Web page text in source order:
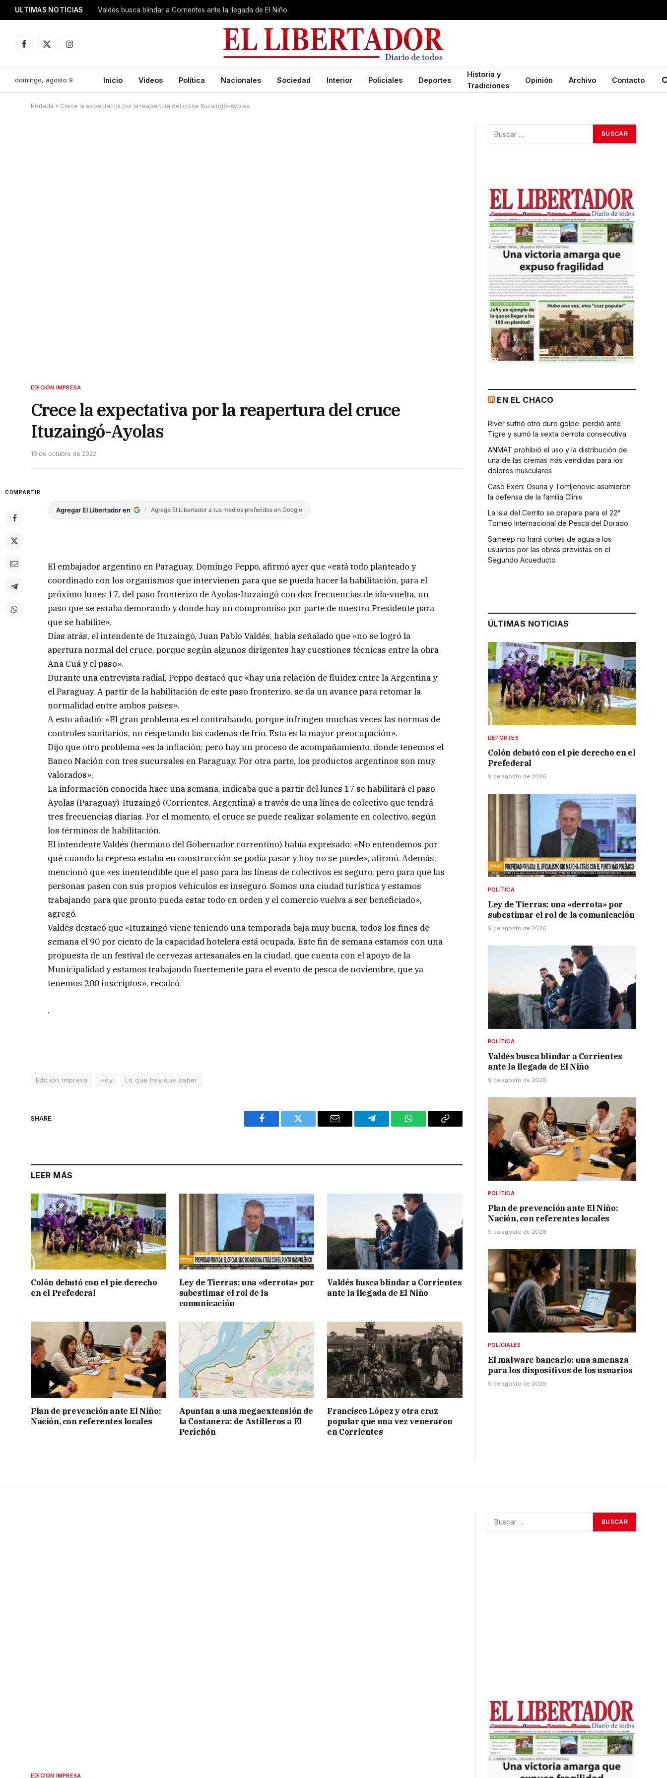
ULTIMAS NOTICIAS Valdés busca blindar a Corrientes ante la llegada de El Niño
Facebook
X
Instagram
domingo, agosto 9 Inicio Videos Política Nacionales Sociedad Interior Policiales Deportes
Historia y
Tradiciones
Opinión Archivo Contacto
Portada » Crece la expectativa por la reapertura del cruce Ituzaingó-Ayolas
EDICIÓN IMPRESA
Crece la expectativa por la reapertura del cruce
Ituzaingó-Ayolas
13 de octubre de 2022
COMPARTIR
Agregar El Libertador en Agrega El Libertador a tus medios preferidos en Google
El embajador argentino en Paraguay, Domingo Peppo, afirmó ayer que «está todo planteado y
coordinado con los organismos que intervienen para que se pueda hacer la habilitación, para el
próximo lunes 17, del paso fronterizo de Ayolas-Ituzaingó con dos frecuencias de ida-vuelta, un
paso que se estaba demorando y donde hay un compromiso por parte de nuestro Presidente para
que se habilite».
Días atrás, el intendente de Ituzaingó, Juan Pablo Valdés, había señalado que «no se logró la
apertura normal del cruce, porque según algunos dirigentes hay cuestiones técnicas entre la obra
Aña Cuá y el paso».
Durante una entrevista radial, Peppo destacó que «hay una relación de fluidez entre la Argentina y
el Paraguay. A partir de la habilitación de este paso fronterizo, se da un avance para retomar la
normalidad entre ambos países».
A esto añadió: «El gran problema es el contrabando, porque infringen muchas veces las normas de
controles sanitarios, no respetando las cadenas de frío. Esta es la mayor preocupación».
Dijo que otro problema «es la inflación; pero hay un proceso de acompañamiento, donde tenemos el
Banco Nación con tres sucursales en Paraguay. Por otra parte, los productos argentinos son muy
valorados».
La información conocida hace una semana, indicaba que a partir del lunes 17 se habilitará el paso
Ayolas (Paraguay)-Ituzaingó (Corrientes, Argentina) a través de una línea de colectivo que tendrá
tres frecuencias diarias. Por el momento, el cruce se puede realizar solamente en colectivo, según
los términos de habilitación.
El intendente Valdés (hermano del Gobernador correntino) había expresado: «No entendemos por
qué cuando la represa estaba en construcción se podía pasar y hoy no se puede», afirmó. Además,
mencionó que «es inentendible que el paso para las líneas de colectivos es seguro, pero para que las
personas pasen con sus propios vehículos es inseguro. Somos una ciudad turística y estamos
trabajando para que pronto pueda estar todo en orden y el comercio vuelva a ser beneficiado»,
agregó.
Valdés destacó que «Ituzaingó viene teniendo una temporada baja muy buena, todos los fines de
semana el 90 por ciento de la capacidad hotelera está ocupada. Este fin de semana estamos con una
propuesta de un festival de cervezas artesanales en la ciudad, que cuenta con el apoyo de la
Municipalidad y estamos trabajando fuertemente para el evento de pesca de noviembre, que ya
tenemos 200 inscriptos», recalcó.
.
Edición Impresa Hoy Lo que hay que saber
SHARE.
Facebook Twitter Email Telegram WhatsAppCopy
LEER MÁS
Colón debutó con el pie derecho
en el Prefederal
Ley de Tierras: una «derrota» por
subestimar el rol de la
comunicación
Valdés busca blindar a Corrientes
ante la llegada de El Niño
Plan de prevención ante El Niño:
Nación, con referentes locales
Apuntan a una megaextensión de
la Costanera: de Astilleros a El
Perichón
Francisco López y otra cruz
popular que una vez veneraron
en Corrientes
EN EL CHACO
River sufrió otro duro golpe: perdió ante
Tigre y sumó la sexta derrota consecutiva
ANMAT prohibió el uso y la distribución de
una de las cremas más vendidas para los
dolores musculares
Caso Exen: Osuna y Tomljenovic asumieron
la defensa de la familia Clinis
La Isla del Cerrito se prepara para el 22°
Torneo Internacional de Pesca del Dorado
Sameep no hará cortes de agua a los
usuarios por las obras previstas en el
Segundo Acueducto
ÚLTIMAS NOTICIAS
DEPORTES
Colón debutó con el pie derecho en el
Prefederal
9 de agosto de 2026
POLÍTICA
Ley de Tierras: una «derrota» por
subestimar el rol de la comunicación
9 de agosto de 2026
POLÍTICA
Valdés busca blindar a Corrientes
ante la llegada de El Niño
9 de agosto de 2026
POLÍTICA
Plan de prevención ante El Niño:
Nación, con referentes locales
9 de agosto de 2026
POLICIALES
El malware bancario: una amenaza
para los dispositivos de los usuarios
9 de agosto de 2026
EDICIÓN IMPRESA